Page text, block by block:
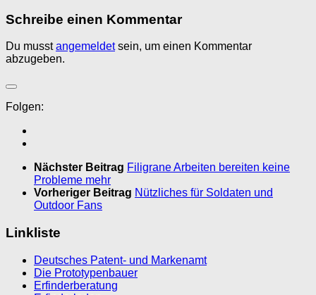
Schreibe einen Kommentar
Du musstangemeldetsein, um einen Kommentar
abzugeben.
Folgen:
Nächster Beitrag Filigrane Arbeiten bereiten keine
Probleme mehr
Vorheriger Beitrag Nützliches für Soldaten und
Outdoor Fans
Linkliste
Deutsches Patent- und Markenamt
Die Prototypenbauer
Erfinderberatung